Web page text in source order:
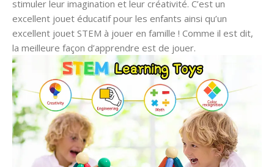
stimuler leur imagination et leur créativité. C’est un
excellent jouet éducatif pour les enfants ainsi qu’un
excellent jouet STEM à jouer en famille ! Comme il est dit,
la meilleure façon d’apprendre est de jouer.